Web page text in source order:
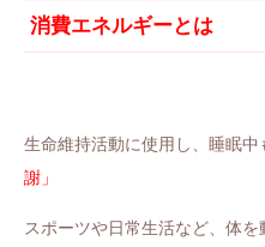
消費エネルギーとは
生命維持活動に使用し、睡眠中
謝」
スポーツや日常生活など、体